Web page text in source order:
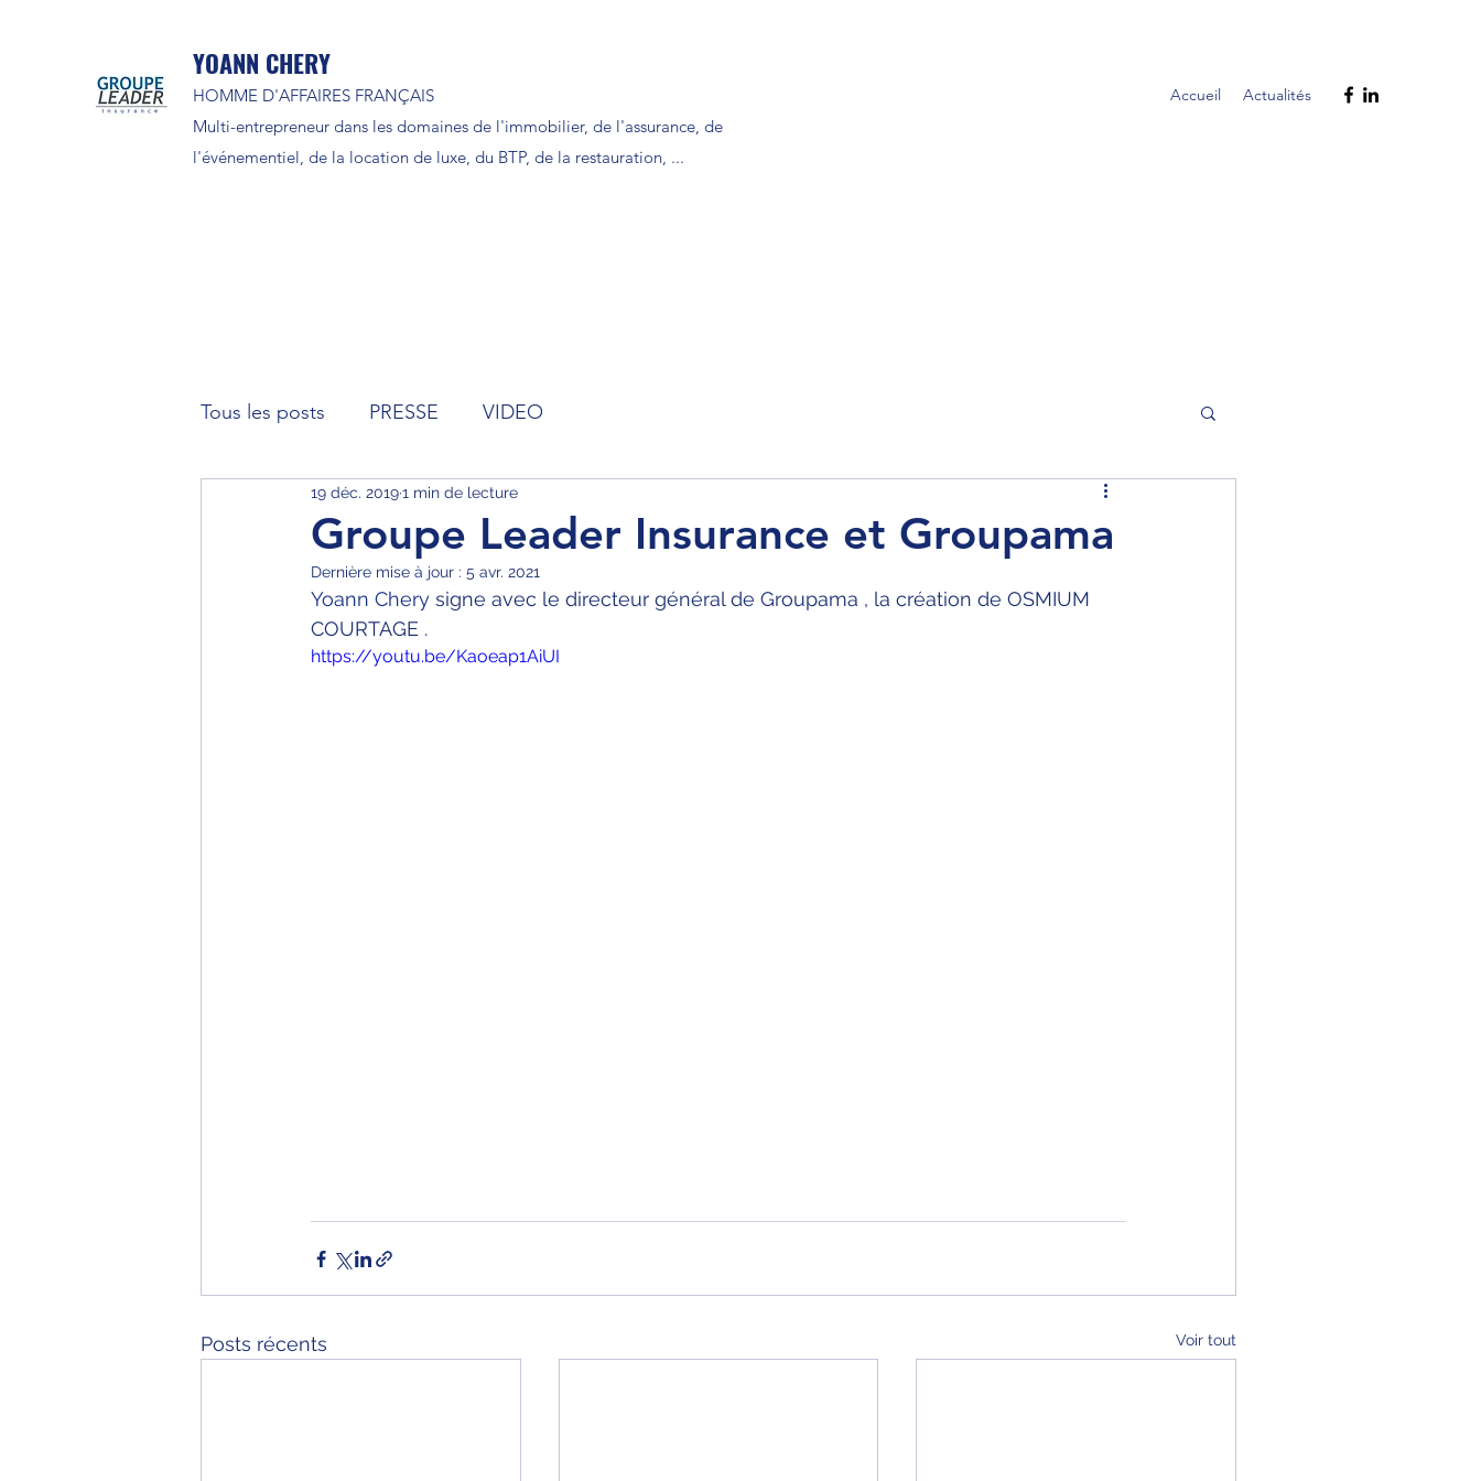
YOANN CHERY
HOMME D'AFFAIRES FRANÇAIS
Multi-entrepreneur dans les domaines de l'immobilier, de l'assurance, de
l'événementiel, de la location de luxe, du BTP, de la restauration, ...
Accueil Actualités
Tous les posts PRESSE VIDEO
Groupe Leader Insurance et Groupama
19 déc. 20191 min de lecture
Dernière mise à jour : 5 avr. 2021
Yoann Chery signe avec le directeur général de Groupama , la création de OSMIUM
COURTAGE .
https://youtu.be/Kaoeap1AiUI
Posts récents Voir tout